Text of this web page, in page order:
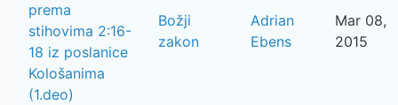
prema
stihovima 2:16-
18 iz poslanice
Kološanima
(1.deo)
Božji
zakon
Adrian
Ebens
Mar 08,
2015